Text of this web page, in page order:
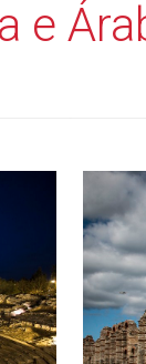
e